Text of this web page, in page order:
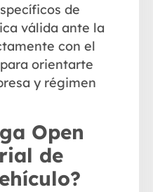
de
válida ante la
con el
orientarte
y régimen
Open
de